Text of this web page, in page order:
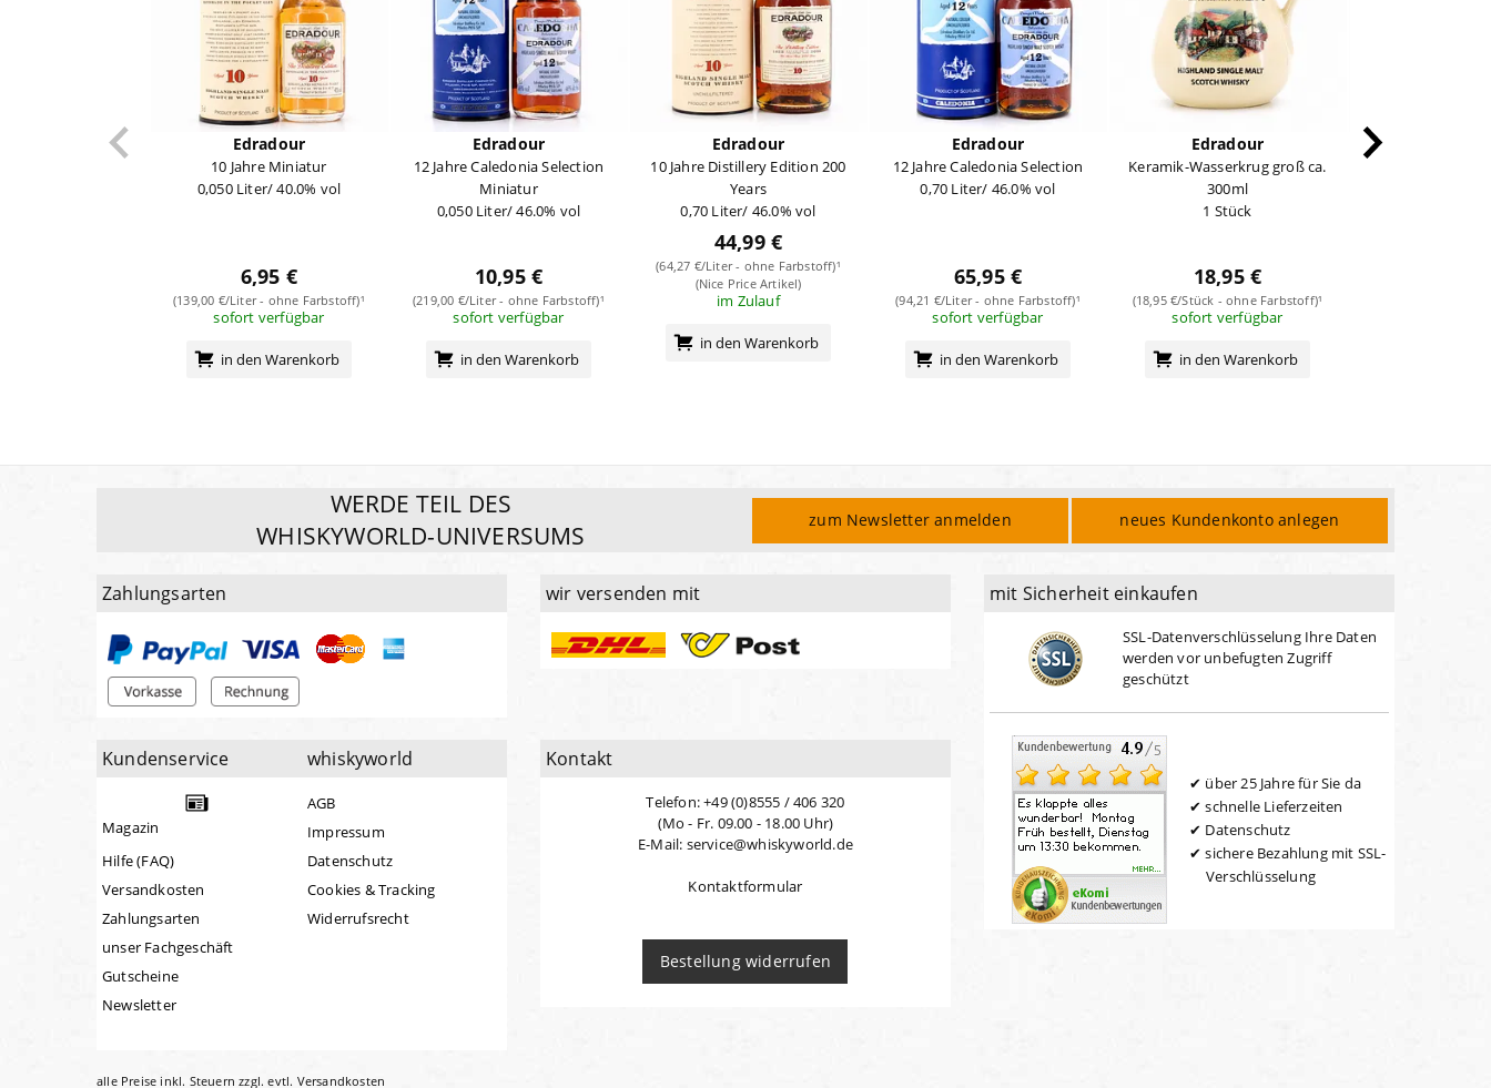
Edradour
10 Jahre Miniatur
0,050 Liter/ 40.0% vol
6,95 €
(139,00 €/Liter - ohne Farbstoff)¹
sofort verfügbar
in den Warenkorb
Edradour
12 Jahre Caledonia Selection
Miniatur
0,050 Liter/ 46.0% vol
10,95 €
(219,00 €/Liter - ohne Farbstoff)¹
sofort verfügbar
in den Warenkorb
Edradour
10 Jahre Distillery Edition 200
Years
0,70 Liter/ 46.0% vol
44,99 €
(64,27 €/Liter - ohne Farbstoff)¹
(Nice Price Artikel)
im Zulauf
in den Warenkorb
Edradour
12 Jahre Caledonia Selection
0,70 Liter/ 46.0% vol
65,95 €
(94,21 €/Liter - ohne Farbstoff)¹
sofort verfügbar
in den Warenkorb
Edradour
Keramik-Wasserkrug groß ca.
300ml
1 Stück
18,95 €
(18,95 €/Stück - ohne Farbstoff)¹
sofort verfügbar
in den Warenkorb
WERDE TEIL DES
WHISKYWORLD-UNIVERSUMS
zum Newsletter anmelden neues Kundenkonto anlegen
Zahlungsarten wir versenden mit
Kundenservice
Magazin
Hilfe (FAQ)
Versandkosten
Zahlungsarten
unser Fachgeschäft
Gutscheine
Newsletter
whiskyworld
AGB
Impressum
Datenschutz
Cookies & Tracking
Widerrufsrecht
Kontakt
Telefon: +49 (0)8555 / 406 320
(Mo - Fr. 09.00 - 18.00 Uhr)
E-Mail: service@whiskyworld.de
Kontaktformular
Bestellung widerrufen
mit Sicherheit einkaufen
SSL-Datenverschlüsselung Ihre Daten
werden vor unbefugten Zugriff
geschützt
über 25 Jahre für Sie da
schnelle Lieferzeiten
Datenschutz
sichere Bezahlung mit SSL-
Verschlüsselung
alle Preise inkl. Steuern zzgl. evtl. Versandkosten